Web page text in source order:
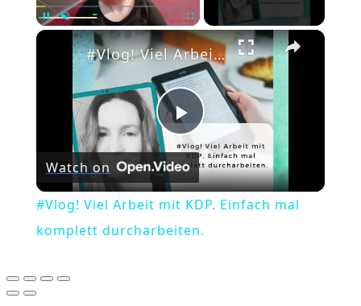
Unmute Fullscreen ×
Play
Video
#Vlog! Viel Arbeit mit KDP. Einfach mal komplett durcharbeiten.
Watch on
#Vlog! Viel Arbeit mit KDP. Einfach mal
komplett durcharbeiten.